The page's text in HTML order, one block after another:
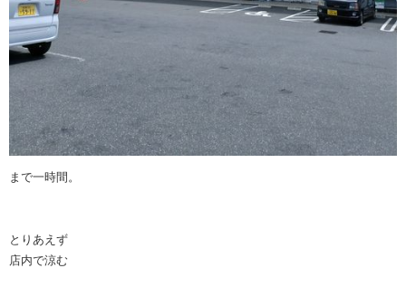
まで一時間。
とりあえず
店内で涼む